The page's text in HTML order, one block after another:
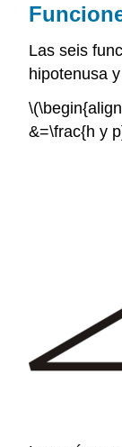
Las seis
hipotenusa y
&=\frac{h y